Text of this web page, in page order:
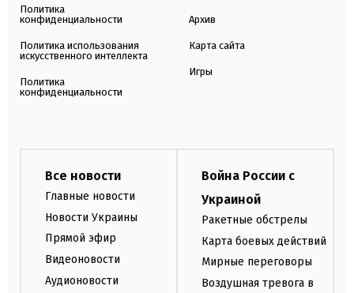
Политика
конфиденциальности
Политика использования
искусственного интеллекта
Политика
конфиденциальности
Архив
Карта сайта
Игры
Все новости
Главные новости
Новости Украины
Прямой эфир
Видеоновости
Аудионовости
Война России с
Украиной
Ракетные обстрелы
Карта боевых действий
Мирные переговоры
Воздушная тревога в